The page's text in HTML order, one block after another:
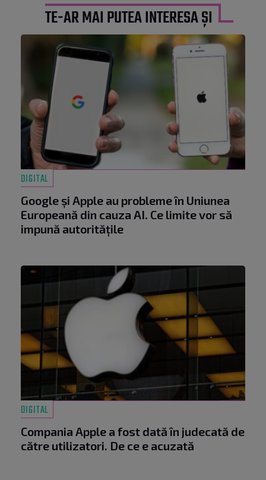
TE-AR MAI PUTEA INTERESA ȘI
DIGITAL
Google și Apple au probleme în Uniunea
Europeană din cauza AI. Ce limite vor să
impună autoritățile
DIGITAL
Compania Apple a fost dată în judecată de
către utilizatori. De ce e acuzată